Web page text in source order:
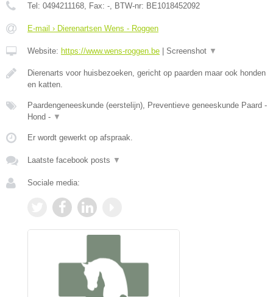
Tel: 0494211168 , Fax: - , BTW-nr: BE1018452092
E-mail › Dierenartsen Wens - Roggen
Website: https://www.wens-roggen.be | Screenshot ▼
Dierenarts voor huisbezoeken, gericht op paarden maar ook honden
en katten.
Paardengeneeskunde (eerstelijn), Preventieve geneeskunde Paard -
Hond - ▼
Er wordt gewerkt op afspraak.
Laatste facebook posts ▼
Sociale media: